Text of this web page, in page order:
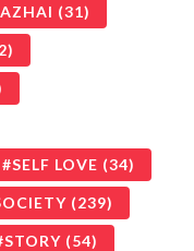
(31)
SELF LOVE (34)
(239)
STORY (54)